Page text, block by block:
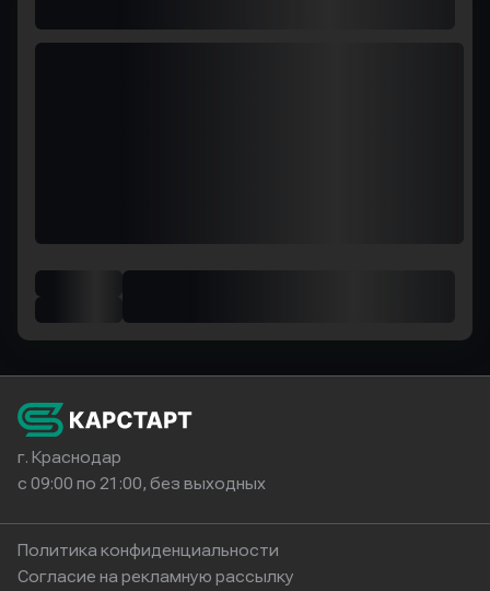
г. Краснодар
с 09:00 по 21:00, без выходных
Политика конфиденциальности
Согласие на рекламную рассылку